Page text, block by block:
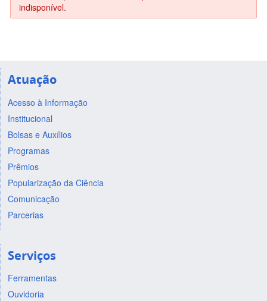
indisponível.
Atuação
Acesso à Informação
Institucional
Bolsas e Auxílios
Programas
Prêmios
Popularização da Ciência
Comunicação
Parcerias
Serviços
Ferramentas
Ouvidoria